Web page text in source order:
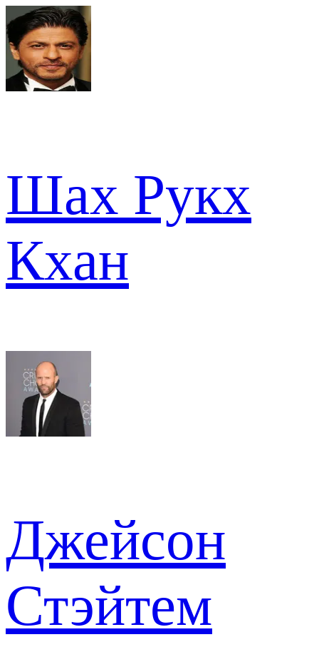
Шах Рукх
Кхан
Джейсон
Стэйтем